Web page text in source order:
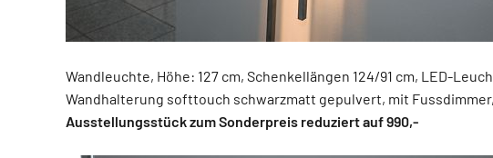
Wandleuchte, Höhe: 127 cm, Schenkellängen 124/91 cm, LED-
Wandhalterung softtouch schwarzmatt gepulvert, mit
Ausstellungsstück zum Sonderpreis reduziert auf 990,-